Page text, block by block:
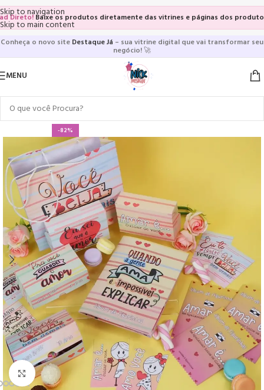
Skip to navigation
Skip to main content
Baixe os produtos diretamente das vitrines e páginas dos produtos,
Conheça o novo site Destaque Já – sua vitrine digital que vai transformar seu
negócio!🚀
MENU
-82%
Click to enlarge